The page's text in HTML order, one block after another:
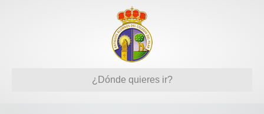
¿Dónde quieres ir?